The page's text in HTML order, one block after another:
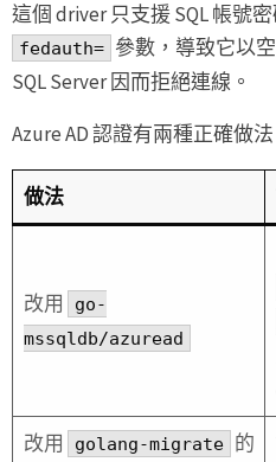
這個 driver 只支援 SQL 帳號密
fedauth= 參數，導致它以
SQL Server 因而拒絕連線。
Azure AD 認證有兩種正確做法
做法
改用
go-
mssqldb/azuread
改用 golang-migrate 的